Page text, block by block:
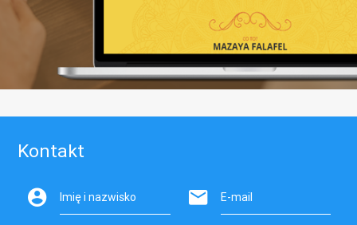
Kontakt
Imię i nazwisko E-mail